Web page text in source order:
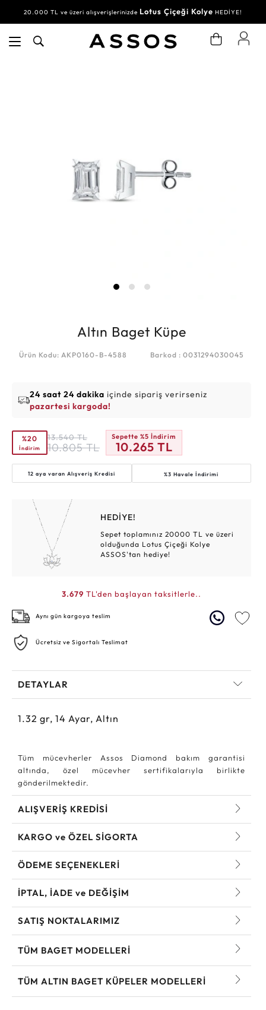
20.000 TL ve üzeri alışverişlerinizde Lotus Çiçeği Kolye HEDİYE!
Altın Baget Küpe
Ürün Kodu: AKP0160-B-4588 Barkod : 0031294030045
24 saat 24 dakika içinde sipariş verirseniz
pazartesi kargoda!
%20
İndirim
13.540 TL
10.805 TL
Sepette %5 İndirim
10.265 TL
12 aya varanAlışveriş Kredisi %3 Havale İndirimi
HEDİYE!
Sepet toplamınız 20000 TL ve üzeri
olduğunda Lotus Çiçeği Kolye
ASSOS'tan hediye!
3.679 TL'den başlayan taksitlerle..
Aynı gün kargoya teslim
Ücretsiz ve Sigortalı Teslimat
DETAYLAR
1.32 gr, 14 Ayar, Altın
Tüm mücevherler Assos Diamond bakım garantisi
altında, özel mücevher sertifikalarıyla birlikte
gönderilmektedir.
ALIŞVERİŞ KREDİSİ
KARGO ve ÖZEL SİGORTA
ÖDEME SEÇENEKLERİ
İPTAL, İADE ve DEĞİŞİM
SATIŞ NOKTALARIMIZ
TÜM BAGET MODELLERI
TÜM ALTIN BAGET KÜPELER MODELLERI